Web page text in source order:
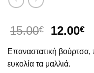
15.00€
Original
was:
15.00€.
12.00€Η
Επαναστατική βούρτσα,
ευκολία τα μαλλιά.